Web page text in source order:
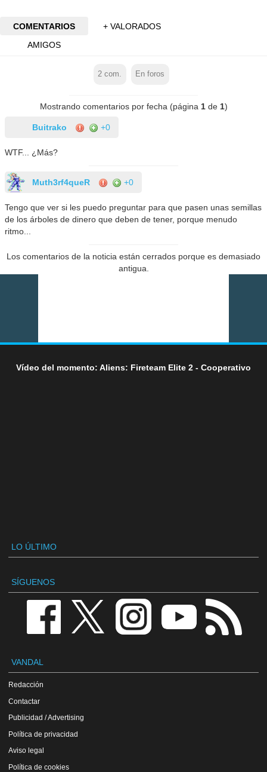
COMENTARIOS
+ VALORADOS
AMIGOS
2 com. En foros
Mostrando comentarios por fecha (página 1de 1)
Buitrako +0
WTF... ¿Más?
Muth3rf4queR +0
Tengo que ver si les puedo preguntar para que pasen unas semillas
de los árboles de dinero que deben de tener, porque menudo
ritmo...
Los comentarios de la noticia están cerrados porque es demasiado
antigua.
Vídeo del momento: Aliens: Fireteam Elite 2 - Cooperativo
LO ÚLTIMO
SÍGUENOS
VANDAL
Redacción
Contactar
Publicidad / Advertising
Política de privacidad
Aviso legal
Política de cookies